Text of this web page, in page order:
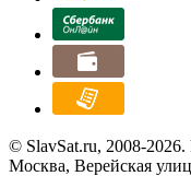
© SlavSat.ru, 2008-
Москва, Верейская